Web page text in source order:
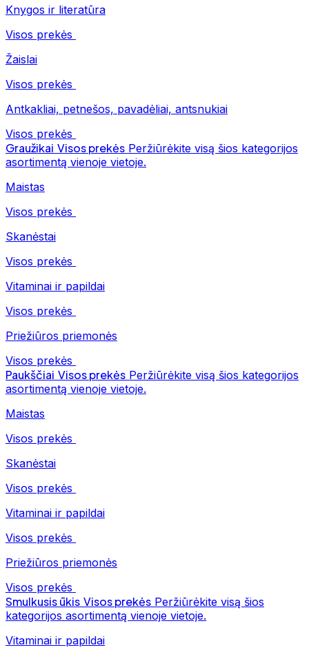
Knygos ir literatūra
Visos prekės
Žaislai
Visos prekės
Antkakliai, petnešos, pavadėliai, antsnukiai
Visos prekės
Graužikai Visos prekės Peržiūrėkite visą šios kategorijos
asortimentą vienoje vietoje.
Maistas
Visos prekės
Skanėstai
Visos prekės
Vitaminai ir papildai
Visos prekės
Priežiūros priemonės
Visos prekės
Paukščiai Visos prekės Peržiūrėkite visą šios kategorijos
asortimentą vienoje vietoje.
Maistas
Visos prekės
Skanėstai
Visos prekės
Vitaminai ir papildai
Visos prekės
Priežiūros priemonės
Visos prekės
Smulkusis ūkis Visos prekės Peržiūrėkite visą šios
kategorijos asortimentą vienoje vietoje.
Vitaminai ir papildai